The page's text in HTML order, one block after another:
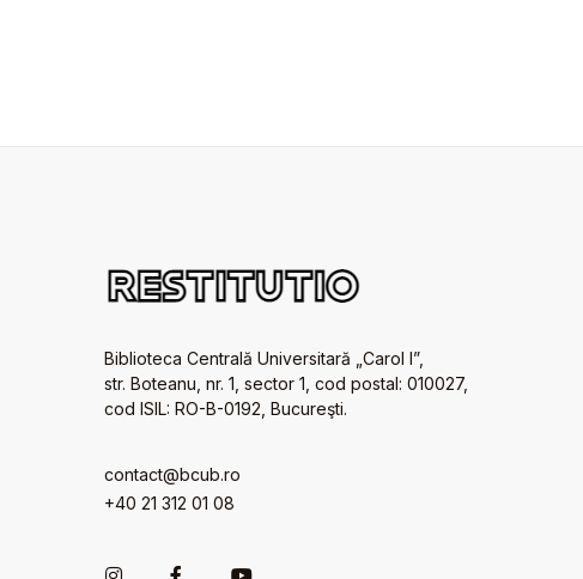
Biblioteca Centrală Universitară „Carol I”,
str. Boteanu, nr. 1, sector 1, cod postal: 010027,
cod ISIL: RO-B-0192, Bucureşti.
contact@bcub.ro
+40 21 312 01 08